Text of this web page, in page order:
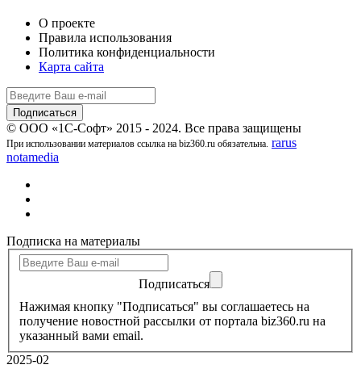
О проекте
Правила использования
Политика конфиденциальности
Карта сайта
© ООО «1С-Софт» 2015 - 2024. Все права защищены
При использовании материалов ссылка на biz360.ru обязательна. rarus
notamedia
Подписка на материалы
Подписаться
Нажимая кнопку "Подписаться" вы соглашаетесь на
получение новостной рассылки от портала biz360.ru на
указанный вами email.
2025-02